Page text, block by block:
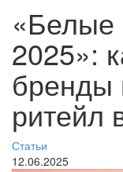
2025»:
бренды
ритейл
Статьи
12.06.2025